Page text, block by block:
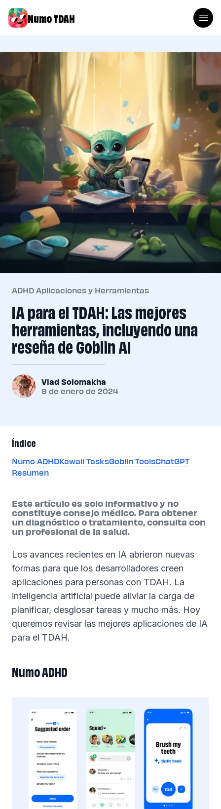
Numo TDAH
ADHD Aplicaciones y Herramientas
IA para el TDAH: Las mejores
herramientas, incluyendo una
reseña de Goblin AI
Vlad Solomakha
9 de enero de 2024
Índice
Numo ADHDKawaii TasksGoblin ToolsChatGPT
Resumen
Este artículo es solo informativo y no
constituye consejo médico. Para obtener
un diagnóstico o tratamiento, consulta con
un profesional de la salud.
Los avances recientes en IA abrieron nuevas
formas para que los desarrolladores creen
aplicaciones para personas con TDAH. La
inteligencia artificial puede aliviar la carga de
planificar, desglosar tareas y mucho más. Hoy
queremos revisar las mejores aplicaciones de IA
para el TDAH.
Numo ADHD